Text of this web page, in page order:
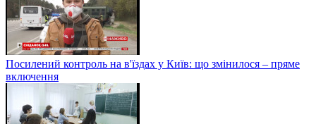
Посилений контроль на в'їздах у Київ: що змінилося – пряме
включення